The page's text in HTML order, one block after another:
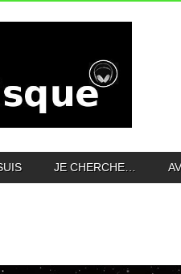
JE CHERCHE…